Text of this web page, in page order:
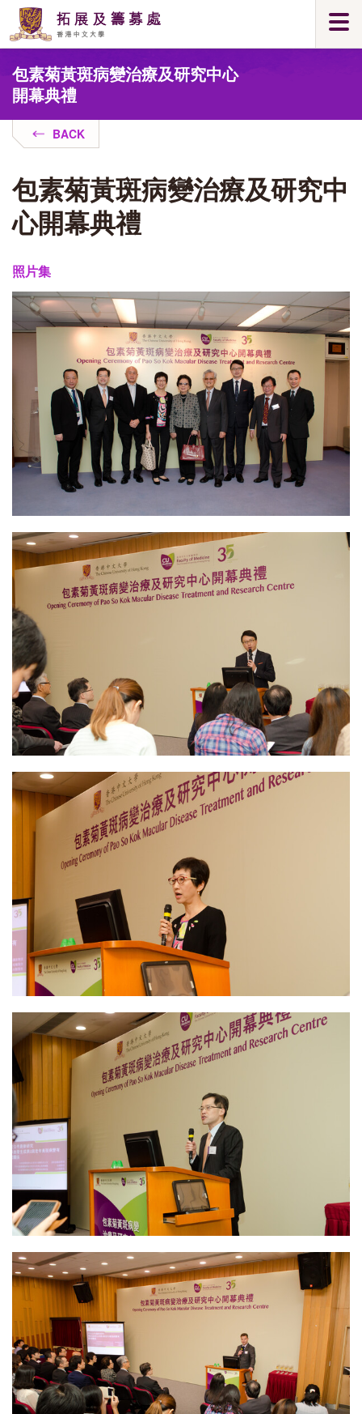
Skip
main
content
start
包素菊黃斑病變治療及研究中心
開幕典禮
BACK
包素菊黃斑病變治療及研究中
心開幕典禮
照片集